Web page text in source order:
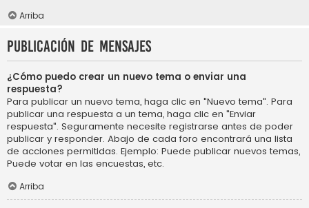
Arriba
Publicación de mensajes
¿Cómo puedo crear un nuevo tema o enviar una
respuesta?
Para publicar un nuevo tema, haga clic en "Nuevo tema". Para
publicar una respuesta a un tema, haga clic en "Enviar
respuesta". Seguramente necesite registrarse antes de poder
publicar y responder. Abajo de cada foro encontrará una lista
de acciones permitidas. Ejemplo: Puede publicar nuevos temas,
Puede votar en las encuestas, etc.
Arriba